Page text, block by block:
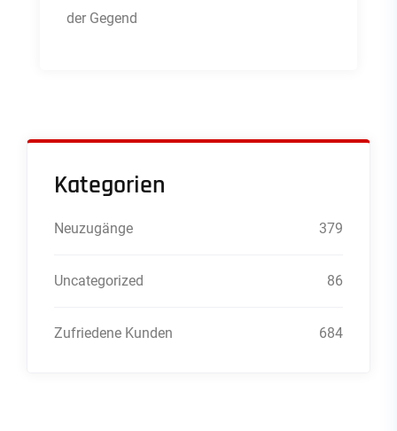
der Gegend
Kategorien
Neuzugänge 379
Uncategorized 86
Zufriedene Kunden 684